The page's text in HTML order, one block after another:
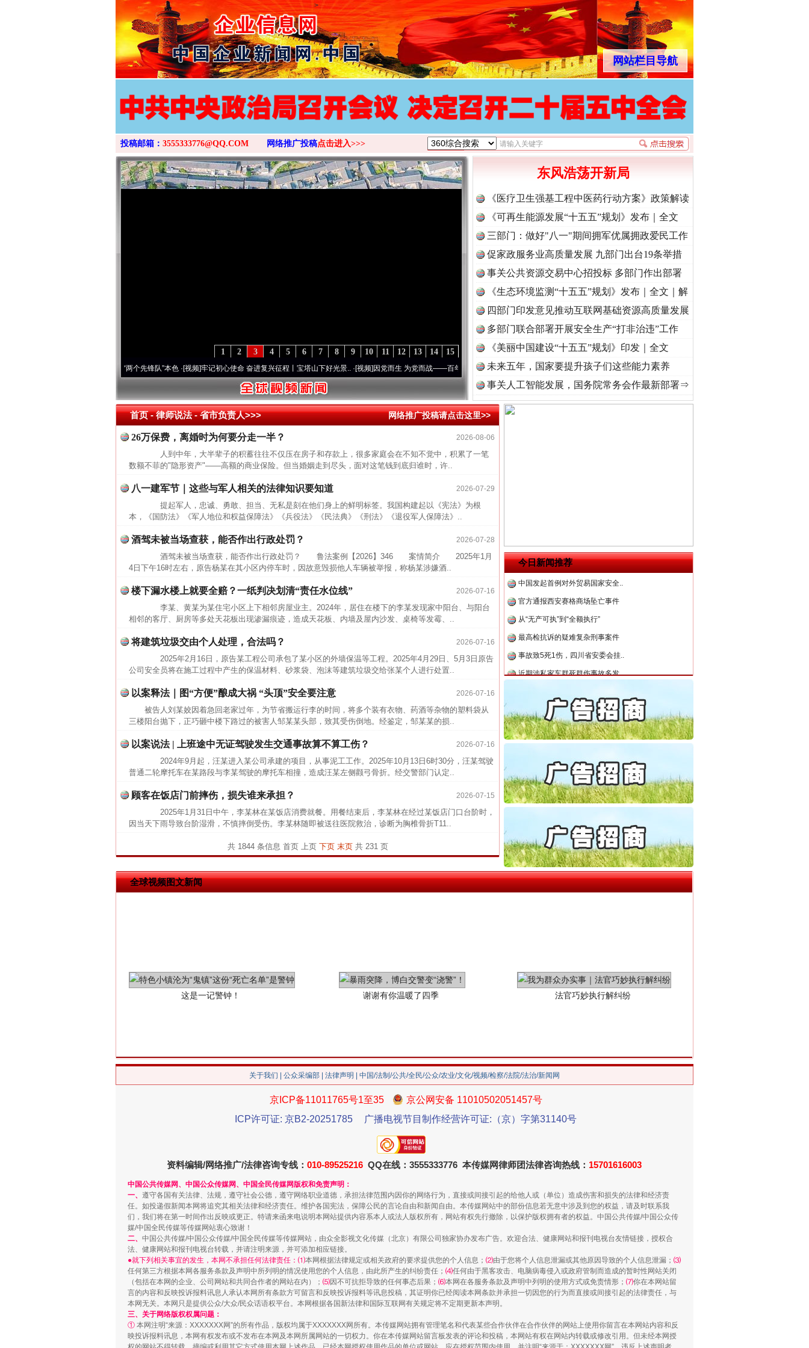
>
网站栏目导航
投稿邮箱： 3555333776@QQ.COM 网络推广投稿点击进入>>>
15
14
13
12
11
10
9
8
7
6
5
4
3
2
1
永葆“两个先锋队”本色·[视频] 牢记初心使命 奋进复兴征程丨宝塔山下好光景..·[视频] 因党而生 为党而战——百年“纪”事⑧加强纪律..·[视频]牢记初心使命 奋进复兴征程丨“转折之城”激荡..·[视频]
东风浩荡开新局
《医疗卫生强基工程中医药行动方案》政策解读
《可再生能源发展“十五五”规划》发布｜全文
三部门：做好"八一"期间拥军优属拥政爱民工作
促家政服务业高质量发展 九部门出台19条举措
事关公共资源交易中心招投标 多部门作出部署
《生态环境监测“十五五”规划》发布｜全文｜解
读
四部门印发意见推动互联网基础资源高质量发展
多部门联合部署开展安全生产“打非治违”工作
《美丽中国建设“十五五”规划》印发｜全文
未来五年，国家要提升孩子们这些能力素养
事关人工智能发展，国务院常务会作最新部署⇒
首页- 律师说法 -省市负责人>>> 网络推广投稿请点击这里>>
2026-08-06
26万保费，离婚时为何要分走一半？
人到中年，大半辈子的积蓄往往不仅压在房子和存款上，很多家庭会在不知不觉中，积累了一笔
数额不菲的"隐形资产"——高额的商业保险。但当婚姻走到尽头，面对这笔钱到底归谁时，许..
2026-07-29
八一建军节｜这些与军人相关的法律知识要知道
提起军人，忠诚、勇敢、担当、无私是刻在他们身上的鲜明标签。我国构建起以《宪法》为根
本，《国防法》《军人地位和权益保障法》《兵役法》《民法典》《刑法》《退役军人保障法》..
2026-07-28
酒驾未被当场查获，能否作出行政处罚？
酒驾未被当场查获，能否作出行政处罚？ 鲁法案例【2026】346 案情简介 2025年1月
4日下午16时左右，原告杨某在其小区内停车时，因故意毁损他人车辆被举报，称杨某涉嫌酒..
2026-07-16
楼下漏水楼上就要全赔？一纸判决划清“责任水位线”
李某、黄某为某住宅小区上下相邻房屋业主。2024年，居住在楼下的李某发现家中阳台、与阳台
相邻的客厅、厨房等多处天花板出现渗漏痕迹，造成天花板、内墙及屋内沙发、桌椅等发霉、..
2026-07-16
将建筑垃圾交由个人处理，合法吗？
2025年2月16日，原告某工程公司承包了某小区的外墙保温等工程。2025年4月29日、5月3日原告
公司安全员将在施工过程中产生的保温材料、砂浆袋、泡沫等建筑垃圾交给张某个人进行处置..
2026-07-16
以案释法｜图“方便”酿成大祸 “头顶”安全要注意
被告人刘某姣因着急回老家过年，为节省搬运行李的时间，将多个装有衣物、药酒等杂物的塑料袋从
三楼阳台抛下，正巧砸中楼下路过的被害人邹某某头部，致其受伤倒地。经鉴定，邹某某的损..
2026-07-16
以案说法 | 上班途中无证驾驶发生交通事故算不算工伤？
2024年9月起，汪某进入某公司承建的项目，从事泥工工作。2025年10月13日6时30分，汪某驾驶
普通二轮摩托车在某路段与李某驾驶的摩托车相撞，造成汪某左侧颧弓骨折。经交警部门认定..
2026-07-15
顾客在饭店门前摔伤，损失谁来承担？
2025年1月31日中午，李某林在某饭店消费就餐。用餐结束后，李某林在经过某饭店门口台阶时，
因当天下雨导致台阶湿滑，不慎摔倒受伤。李某林随即被送往医院救治，诊断为胸椎骨折T11..
共 1844 条信息 首页 上页 下页 末页共 231 页
今日新闻推荐
中方对6家美国实体采取反制措..
中国发起首例对外贸易国家安全..
官方通报西安赛格商场坠亡事件
从“无产可执”到“全额执行”
最高检抗诉的疑难复杂刑事案件
事故致5死1伤，四川省安委会挂..
近期涉私家车群死群伤事故多发..
半生相守，一别两宽：这场老年..
一纸欠条伤亲情 巡回调解促和..
26万保费，离婚时为何要分走一..
杨天誉，不得录用为公务员
四川省公安厅征集新型黑恶违法..
中方对6家美国实体采取反制措..
中国发起首例对外贸易国家安全..
官方通报西安赛格商场坠亡事件
从“无产可执”到“全额执行”
最高检抗诉的疑难复杂刑事案件
事故致5死1伤，四川省安委会挂..
全球视频图文新闻
网上购药对药下症？
“神药”背后的真相
在谋一域中谋全局
今年投资意愿榜揭晓 新中国诞生的见证
习近平的博鳌关键词
魏明亮严重违纪违法案透视
千亩耕地变“别墅”
关于我们 公众采编部 法律声明 | 中国/法制/公共/全民/公众/农业/文化/视频/检察/法院/法治/新闻网
京ICP备11011765号1至35
京公网安备 11010502051457号
ICP许可证: 京B2-20251785
广播电视节目制作经营许可证:（京）字第31140号
资料编辑/网络推广/法律咨询专线： 010-89525216 QQ在线：3555333776 本传媒网律师团法律咨询热线： 15701616003
中国公共传媒网、中国公众传媒网、中国全民传媒网版权和免责声明：
一、 遵守各国有关法律、法规，遵守社会公德，遵守网络职业道德，承担法律范围内因你的网络行为，直接或间接引起的给他人或（单位）造成伤害和损失的法律和经济责
任。如投递假新闻本网将追究其相关法律和经济责任。维护各国宪法，保障公民的言论自由和新闻自由。本传媒网站中的部份信息若无意中涉及到您的权益，请及时联系我
们，我们将在第一时间作出反映或更正。特请来函来电说明本网站提供内容系本人或法人版权所有，网站有权先行撤除，以保护版权拥有者的权益。中国公共传媒/中国公众传
媒/中国全民传媒等传媒网站衷心致谢！
二、 中国公共传媒/中国公众传媒/中国全民传媒等传媒网站，由众全影视文化传媒（北京）有限公司独家协办发布广告。欢迎合法、健康网站和报刊电视台友情链接，授权合
法、健康网站和报刊电视台转载，并请注明来源，并可添加相应链接。
●就下列相关事宜的发生，本网不承担任何法律责任：⑴本网根据法律规定或相关政府的要求提供您的个人信息； ⑵由于您将个人信息泄漏或其他原因导致的个人信息泄漏； ⑶
任何第三方根据本网各服务条款及声明中所列明的情况使用您的个人信息，由此所产生的纠纷责任； ⑷任何由于黑客攻击、电脑病毒侵入或政府管制而造成的暂时性网站关闭
（包括在本网的企业、公司网站和共同合作者的网站在内）； ⑸因不可抗拒导致的任何事态后果； ⑹本网在各服务条款及声明中列明的使用方式或免责情形； ⑺你在本网站留
言的内容和反映投诉报料讯息人承认本网所有条款方可留言和反映投诉报料等讯息投稿，其证明你已经阅读本网条款并承担一切因您的行为而直接或间接引起的法律责任，与
本网无关。本网只是提供公众/大众/民众话语权平台。本网根据各国新法律和国际互联网有关规定将不定期更新本声明。
三、关于网络版权权属问题：
① 本网注明“来源：XXXXXXX网”的所有作品，版权均属于XXXXXXX网所有。本传媒网站拥有管理笔名和代表某些合作伙伴在合作伙伴的网站上使用你留言在本网站内容和反
映投诉报料讯息，本网有权发布或不发布在本网及本网所属网站的一切权力。你在本传媒网站留言板发表的评论和投稿，本网站有权在网站内转载或修改引用。但未经本网授